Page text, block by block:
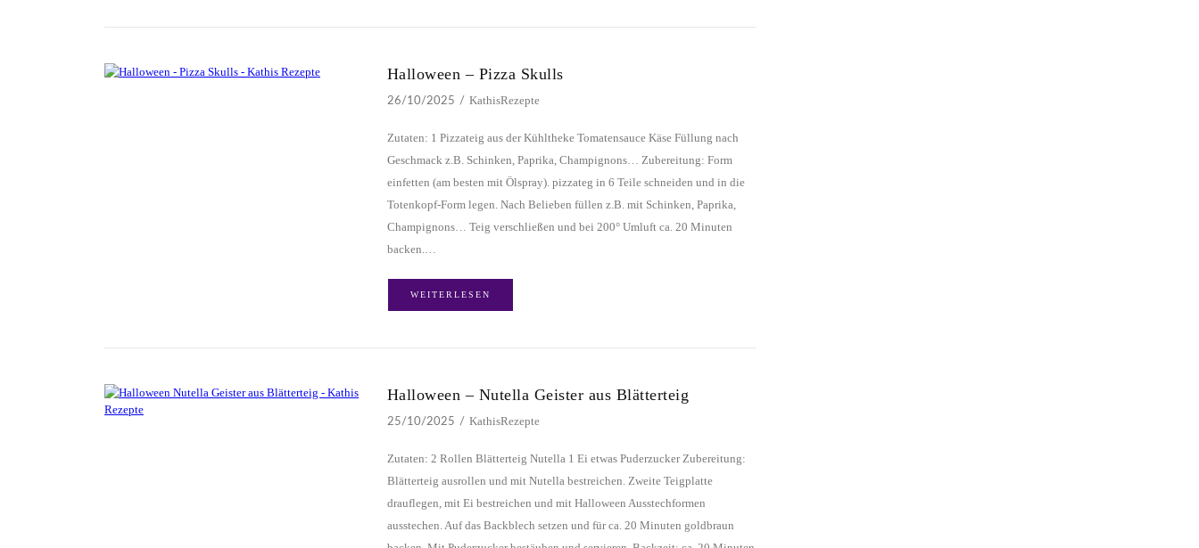
Halloween – Pizza Skulls
26/10/2025 KathisRezepte
Zutaten: 1 Pizzateig aus der Kühltheke Tomatensauce Käse Füllung nach
Geschmack z.B. Schinken, Paprika, Champignons… Zubereitung: Form
einfetten (am besten mit Ölspray). pizzateg in 6 Teile schneiden und in die
Totenkopf-Form legen. Nach Belieben füllen z.B. mit Schinken, Paprika,
Champignons… Teig verschließen und bei 200° Umluft ca. 20 Minuten
backen.…
WEITERLESEN
Halloween – Nutella Geister aus Blätterteig
25/10/2025 KathisRezepte
Zutaten: 2 Rollen Blätterteig Nutella 1 Ei etwas Puderzucker Zubereitung:
Blätterteig ausrollen und mit Nutella bestreichen. Zweite Teigplatte
drauflegen, mit Ei bestreichen und mit Halloween Ausstechformen
ausstechen. Auf das Backblech setzen und für ca. 20 Minuten goldbraun